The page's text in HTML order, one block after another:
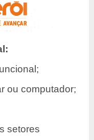
ou computador;
setores